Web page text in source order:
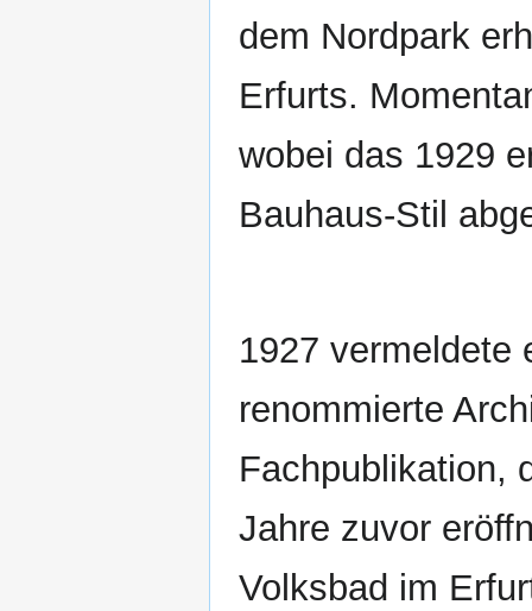
dem Nordpark
Erfurts.
wobei das 1929
Bauhaus-Stil
1927 vermeldete
renommierte
Fachpublikation,
Jahre zuvor
Volksbad im